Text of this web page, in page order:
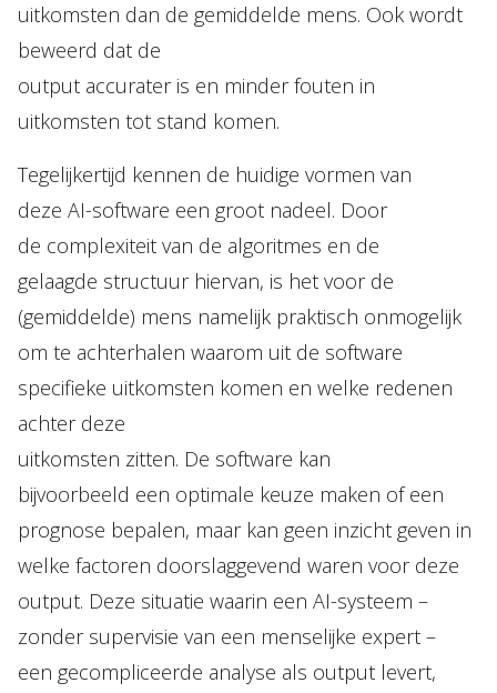
uitkomsten dan de gemiddelde mens. Ook wordt
beweerd dat de
output accurater is en minder fouten in
uitkomsten tot stand komen.
Tegelijkertijd kennen de huidige vormen van
deze AI-software een groot nadeel. Door
de complexiteit van de algoritmes en de
gelaagde structuur hiervan, is het voor de
(gemiddelde) mens namelijk praktisch onmogelijk
om te achterhalen waarom uit de software
specifieke uitkomsten komen en welke redenen
achter deze
uitkomsten zitten. De software kan
bijvoorbeeld een optimale keuze maken of een
prognose bepalen, maar kan geen inzicht geven in
welke factoren doorslaggevend waren voor deze
output. Deze situatie waarin een AI-systeem –
zonder supervisie van een menselijke expert –
een gecompliceerde analyse als output levert,